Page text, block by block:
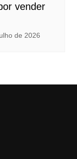
vender
de 2026